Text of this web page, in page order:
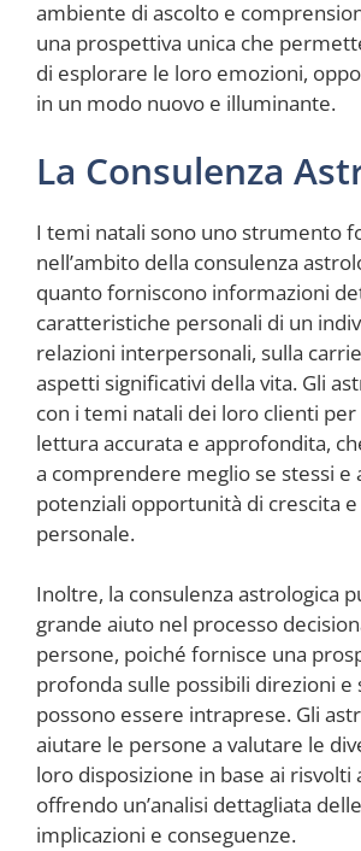
ambiente di ascolto e
una prospettiva unica che
di esplorare le loro emozioni,
in un modo nuovo e illuminante.
La Consulenza
I temi natali sono uno strumento
nell’ambito della consulenza
quanto forniscono informazioni
caratteristiche personali di un
relazioni interpersonali, sulla
aspetti significativi della vita. Gli
con i temi natali dei loro clienti
lettura accurata e approfondita,
a comprendere meglio se stessi e
potenziali opportunità di crescita
personale.
Inoltre, la consulenza astrologica
grande aiuto nel processo
persone, poiché fornisce una
profonda sulle possibili direzioni e
possono essere intraprese. Gli
aiutare le persone a valutare le
loro disposizione in base ai risvolti
offrendo un’analisi dettagliata
implicazioni e conseguenze.